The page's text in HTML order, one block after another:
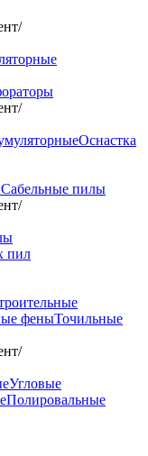
/
/
Оснастка
Сабельные пилы
/
пил
феныТочильные
/
Угловые
Полировальные